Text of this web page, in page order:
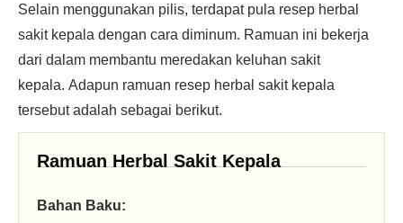
Selain menggunakan pilis, terdapat pula resep herbal
sakit kepala dengan cara diminum. Ramuan ini bekerja
dari dalam membantu meredakan keluhan sakit
kepala. Adapun ramuan resep herbal sakit kepala
tersebut adalah sebagai berikut.
Ramuan Herbal Sakit Kepala
Bahan Baku: